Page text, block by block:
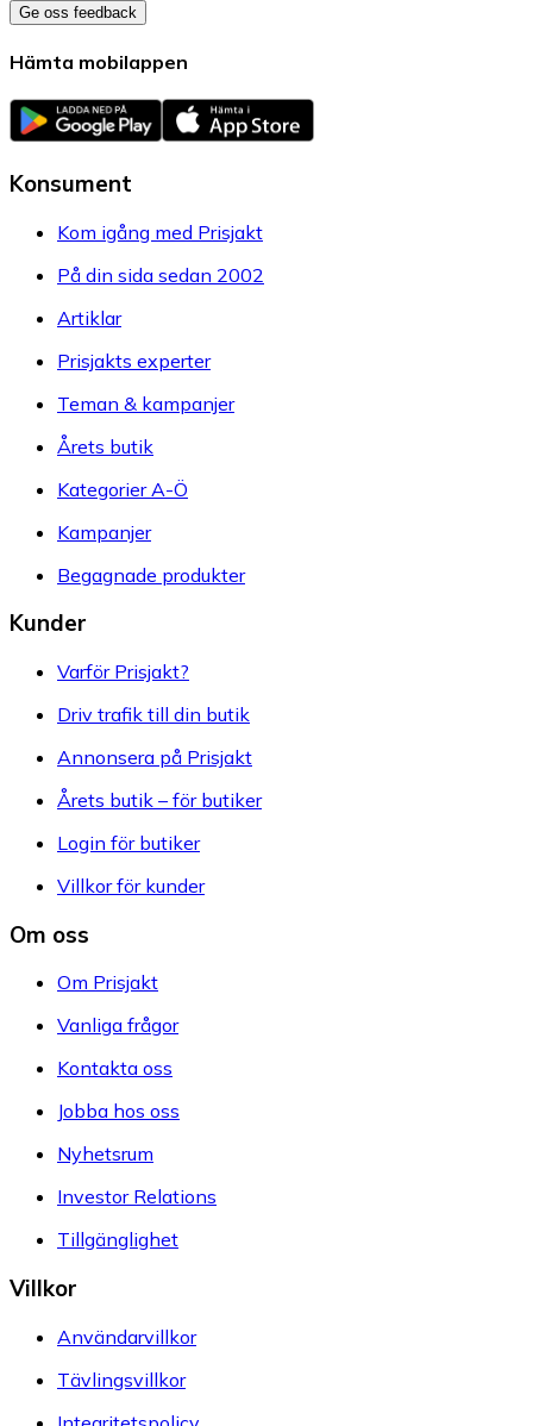
Ge oss feedback
Hämta mobilappen
Konsument
Kom igång med Prisjakt
På din sida sedan 2002
Artiklar
Prisjakts experter
Teman & kampanjer
Årets butik
Kategorier A-Ö
Kampanjer
Begagnade produkter
Kunder
Varför Prisjakt?
Driv trafik till din butik
Annonsera på Prisjakt
Årets butik – för butiker
Login för butiker
Villkor för kunder
Om oss
Om Prisjakt
Vanliga frågor
Kontakta oss
Jobba hos oss
Nyhetsrum
Investor Relations
Tillgänglighet
Villkor
Användarvillkor
Tävlingsvillkor